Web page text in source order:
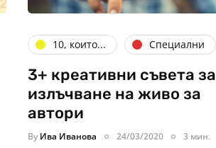
10, които... Специални
3+ креативни съвета за
излъчване на живо за
автори
By Ива Иванова 24/03/2020 3 мин.